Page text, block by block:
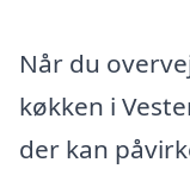
Når du
køkken i
der kan